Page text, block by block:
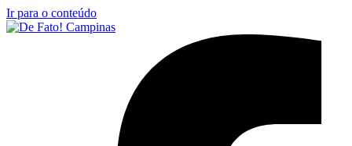
Ir para o conteúdo